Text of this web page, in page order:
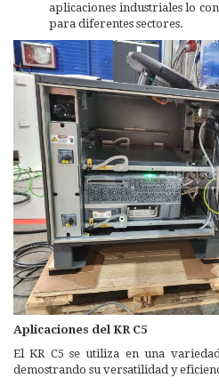
aplicaciones industriales lo
para diferentes sectores.
Aplicaciones del KR C5
El KR C5 se utiliza en una
demostrando su versatilidad y